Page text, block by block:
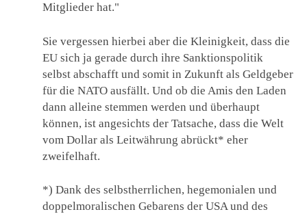
Mitglieder hat."
Sie vergessen hierbei aber die Kleinigkeit, dass die
EU sich ja gerade durch ihre Sanktionspolitik
selbst abschafft und somit in Zukunft als Geldgeber
für die NATO ausfällt. Und ob die Amis den Laden
dann alleine stemmen werden und überhaupt
können, ist angesichts der Tatsache, dass die Welt
vom Dollar als Leitwährung abrückt* eher
zweifelhaft.
*) Dank des selbstherrlichen, hegemonialen und
doppelmoralischen Gebarens der USA und des